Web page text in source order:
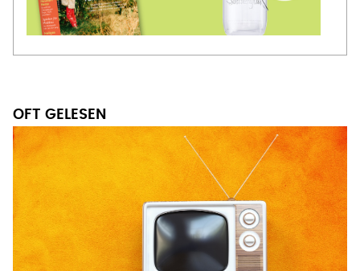
OFT GELESEN